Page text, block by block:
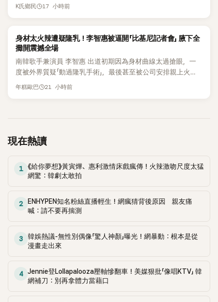
節Headliner（壓軸主秀）的K-POP女SOLO歌手，寫下全新紀
形容整場演出「就像一場豪華KTV」。
K氏鄉民 17 小時前
K-POP
身材太火辣遭疑隆乳！李智惠被逼開「比基尼記者會」 腋下全
攤開震撼全場
南韓歌手兼演員 李智惠 出道初期因為身材曲線太過搶眼，一
度被外界質疑「動過隆乳手術」，最後甚至被公司安排親上火
線，召開前所未見的「泳裝記者會」澄清。這場記者會後來還被
惠、李賢怡、李恩亨，以第13位「My Star」身分登場，分享最真
實的生活日常。 節目一開始，李瑞鎮 率先與李智惠會合，兩人
發問：「妳不是上新聞了？說妳去做整形？是人中縮短手術嗎？」
一貫犀利又不留情的問法，讓現場瞬間笑成一片。對此，李智
延燒到過去的爭議。李瑞鎮脫口補刀：「妳以前不是還在游泳池
開過記者會？」直接點名她當年的風波。李智惠聽了忍不住笑
麼大，不知道才奇怪吧。」一來一往，氣氛反而更加輕鬆。 談到
當年情況，李智惠終於鬆口坦言，當時確實被質疑動過隆胸手
解釋，當時隆胸手術幾乎只有「腋下切開」一種方式，「所以我就
想，既然一直說我有做，那我乾脆把腋下給大家看，證明我根
年糕歐巴 21 小時前
現在熱讀
1
《給你夢想》黃寅燁、惠利激情床戲瘋傳！火辣激吻尺度太猛
網驚：韓劇太敢拍
2
ENHYPEN知名粉絲直播輕生！網瘋猜背後原因 親友痛
喊：請不要再揣測
3
韓娛熱議-無性別偶像「驚人神顏」曝光！網暴動：根本是從
漫畫走出來
4
Jennie登Lollapalooza壓軸慘翻車！美媒狠批「像唱KTV」 韓
網補刀：別再拿體力當藉口